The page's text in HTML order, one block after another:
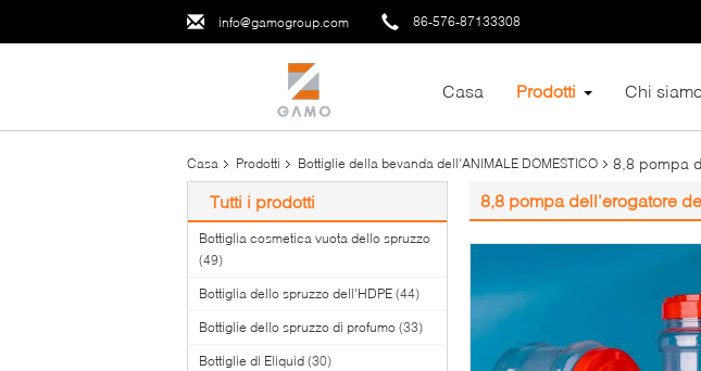
info@gamogroup.com 86-576-87133308
Casa Prodotti Chi
Casa Prodotti Bottiglie della bevanda dell'ANIMALE DOMESTICO 8,8 pompa
Tutti i prodotti
Bottiglia cosmetica vuota dello spruzzo
(49)
Bottiglia dello spruzzo dell'HDPE (44)
Bottiglie dello spruzzo di profumo (33)
Bottiglie di Eliquid (30)
8,8 pompa dell'erogatore